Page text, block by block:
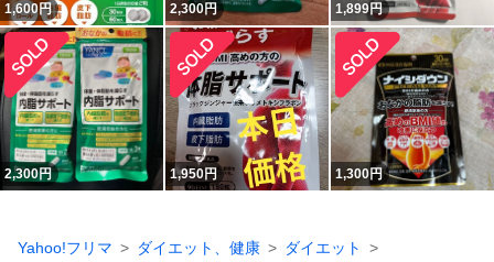
1,600円 2,300円 1,899円
2,300円 1,950円 1,300円
Yahoo!フリマ ダイエット、健康
ダイエット